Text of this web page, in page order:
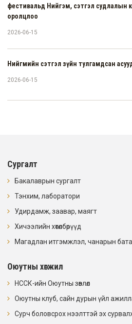
фестивальд Нийгэм, сэтгэл судлалын
оролцлоо
2026-06-15
Нийгмийн сэтгэл зүйн тулгамдсан
2026-06-15
Сургалт
Бакалаврын сургалт
Тэнхим, лаборатори
Удирдамж, заавар, маягт
Хичээлийн хөтөлбөрүүд
Магадлан итгэмжлэл, чанарын
Оюутны хөгжил
НССК-ийн Оюутны зөвлөл
Оюутны клуб, сайн дурын үйл
Сурч боловсрох нээлттэй эх